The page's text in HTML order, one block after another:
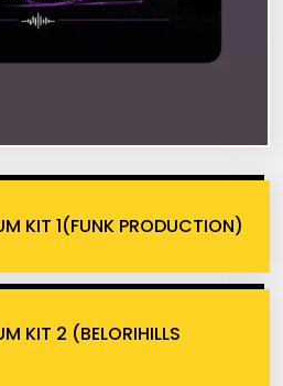
KIT 1(FUNK PRODUCTION)
KIT 2 (BELORIHILLS